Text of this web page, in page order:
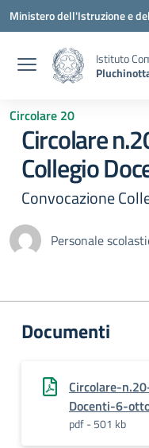
Vai ai contenuti
Vai al menu di navigazione
Vai al footer
Ministero dell'Istruzione e
Istituto
Circolare 20
Circolare
Collegio
Convocazione
Personale
Documenti
Circolare-
Docenti-6-
pdf - 501 kb